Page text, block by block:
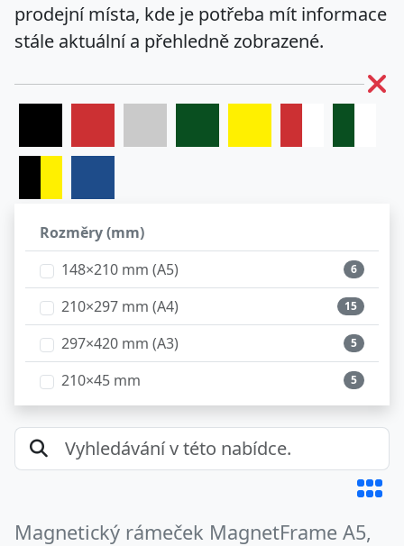
prodejní místa, kde je potřeba mít informace
stále aktuální a přehledně zobrazené.
Rozměry (mm)
148×210 mm (A5)
6
210×297 mm (A4) 15
297×420 mm (A3) 5
210×45 mm 5
Magnetický rámeček MagnetFrame A5,